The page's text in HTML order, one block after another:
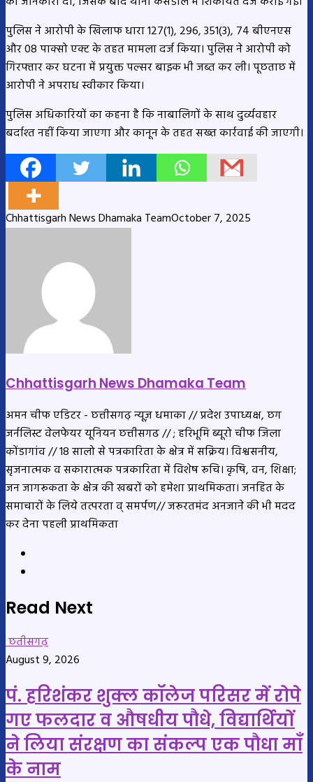
पुलिस ने आरोपी के खिलाफ धारा 127(1), 296, 351(3), 74 बीएनएस
और 08 पाक्सो एक्ट के तहत मामला दर्ज किया। पुलिस ने आरोपी को
गिरफ्तार कर घटना में प्रयुक्त पल्सर बाइक भी जब्त कर ली। पूछताछ में
आरोपी ने अपराध स्वीकार किया।
पुलिस अधिकारियों का कहना है कि नाबालिगों के साथ दुर्व्यवहार
बर्दाश्त नहीं किया जाएगा और कानून के तहत सख्त कार्रवाई की जाएगी।
Chhattisgarh News Dhamaka TeamOctober 7, 2025
Chhattisgarh News Dhamaka Team
अमन चीफ एडिटर - छत्तीसगढ़ न्यूज़ धमाका // प्रदेश उपाध्यक्ष, छग
जर्नलिस्ट वेलफेयर यूनियन छत्तीसगढ // ; हरिभूमि ब्यूरो चीफ जिला
कोंडागांव // 18 सालो से पत्रकारिता के क्षेत्र में सक्रिय। विश्वसनीय,
सृजनात्मक व सकारात्मक पत्रकारिता में विशेष रूचि। कृषि, वन, शिक्षा;
जन जागरूकता के क्षेत्र की खबरों को हमेशा प्राथमिकता। जनहित के
समाचारों के लिये तत्परता व् समर्पण// जरूरतमंद अनजाने की भी मदद
कर देना पहली प्राथमिकता
Read Next
छतीसगढ़
August 9, 2026
पं. हरिशंकर शुक्ल कॉलेज परिसर में रोपे
गए फलदार व औषधीय पौधे, विद्यार्थियों
ने लिया संरक्षण का संकल्प एक पौधा माँ
के नाम